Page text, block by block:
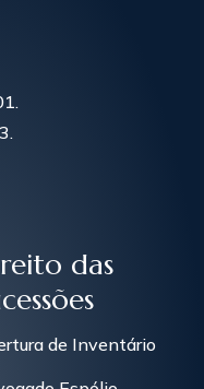
das
de Inventário